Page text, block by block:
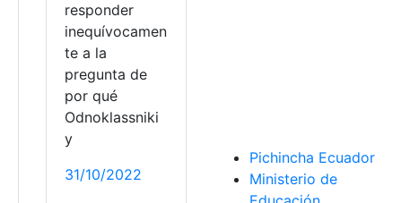
responder
inequívocamen
te a la
pregunta de
por qué
Odnoklassniki
y
31/10/2022
Pichincha Ecuador
Ministerio de